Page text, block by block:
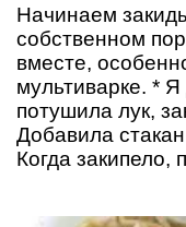
Начинаем
собственном
вместе,
мультиварке. *
потушила лук,
Добавила
Когда закипело,